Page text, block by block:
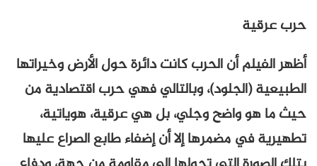
حرب عرقية
أظهر الفيلم أن الحرب كانت دائرة حول الأرض وخيراتها
الطبيعية (الجلود)، وبالتالي فهي حرب اقتصادية من
حيث ما هو واضح وجلي، بل هي عرقية، هوياتية،
تطهيرية في مضمرها إلا أن إضفاء طابع الصراع عليها